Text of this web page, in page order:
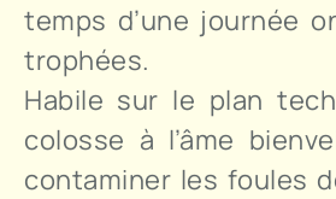
temps d’une journée
trophées.
Habile sur le plan
colosse à l’âme
contaminer les foules